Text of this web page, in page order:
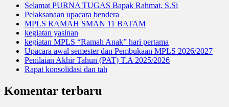
Selamat PURNA TUGAS Bapak Rahmat, S.Si
Pelaksanaan upacara bendera
MPLS RAMAH SMAN 11 BATAM
kegiatan yasinan
kegiatan MPLS “Ramah Anak” hari pertama
Upacara awal semester dan Pembukaan MPLS 2026/2027
Penilaian Akhir Tahun (PAT) T.A 2025/2026
Rapat konsolidasi dan tah
Komentar terbaru